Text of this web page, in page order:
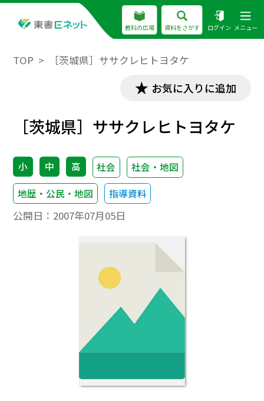
教科の広場 資料をさがす ログイン メニュー
TOP ［茨城県］ササクレヒトヨタケ
お気に入りに追加
［茨城県］ササクレヒトヨタケ
小 中 高 社会
社会・地図
地歴・公民・地図
指導資料
公開日： 2007年07月05日